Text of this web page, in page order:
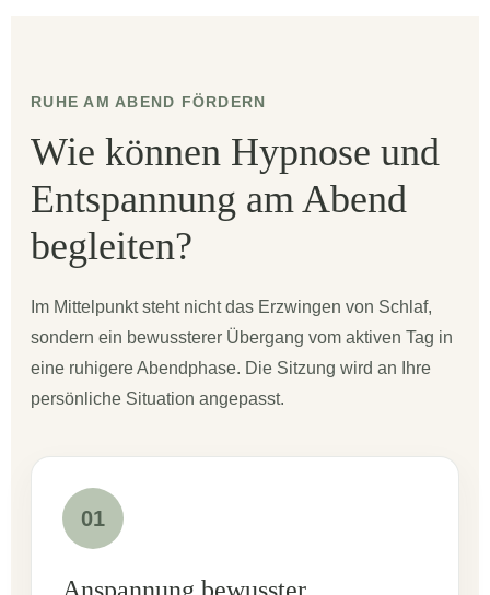
RUHE AM ABEND FÖRDERN
Wie können Hypnose und
Entspannung am Abend
begleiten?
Im Mittelpunkt steht nicht das Erzwingen von Schlaf,
sondern ein bewussterer Übergang vom aktiven Tag in
eine ruhigere Abendphase. Die Sitzung wird an Ihre
persönliche Situation angepasst.
01